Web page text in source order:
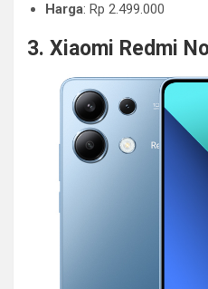
Harga: Rp 2.499.000
3. Xiaomi Redmi